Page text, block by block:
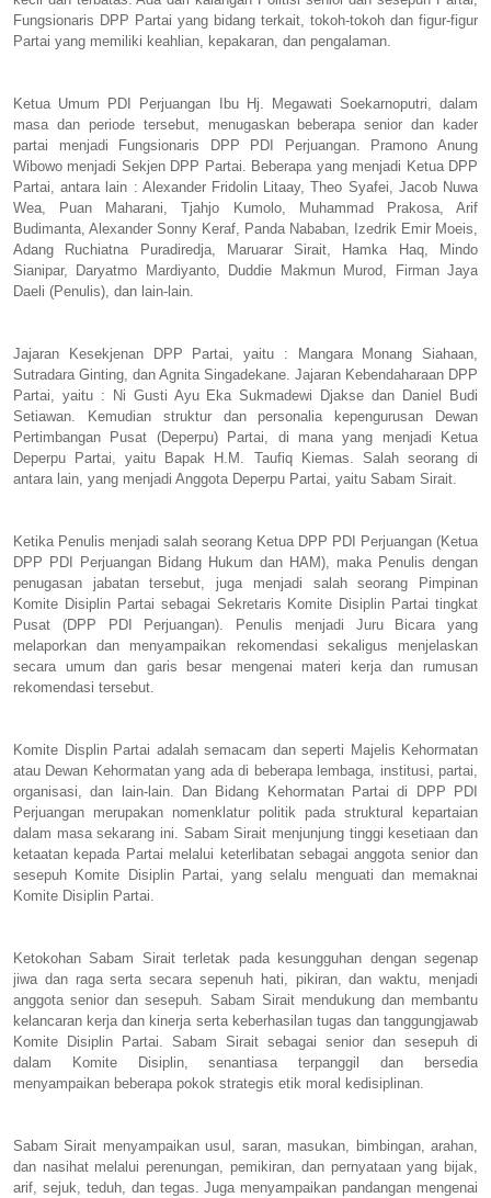
Fungsionaris DPP Partai yang bidang terkait, tokoh-tokoh dan figur-figur
Partai yang memiliki keahlian, kepakaran, dan pengalaman.
Ketua Umum PDI Perjuangan Ibu Hj. Megawati Soekarnoputri, dalam
masa dan periode tersebut, menugaskan beberapa senior dan kader
partai menjadi Fungsionaris DPP PDI Perjuangan. Pramono Anung
Wibowo menjadi Sekjen DPP Partai. Beberapa yang menjadi Ketua DPP
Partai, antara lain : Alexander Fridolin Litaay, Theo Syafei, Jacob Nuwa
Wea, Puan Maharani, Tjahjo Kumolo, Muhammad Prakosa, Arif
Budimanta, Alexander Sonny Keraf, Panda Nababan, Izedrik Emir Moeis,
Adang Ruchiatna Puradiredja, Maruarar Sirait, Hamka Haq, Mindo
Sianipar, Daryatmo Mardiyanto, Duddie Makmun Murod, Firman Jaya
Daeli (Penulis), dan lain-lain.
Jajaran Kesekjenan DPP Partai, yaitu : Mangara Monang Siahaan,
Sutradara Ginting, dan Agnita Singadekane. Jajaran Kebendaharaan DPP
Partai, yaitu : Ni Gusti Ayu Eka Sukmadewi Djakse dan Daniel Budi
Setiawan. Kemudian struktur dan personalia kepengurusan Dewan
Pertimbangan Pusat (Deperpu) Partai, di mana yang menjadi Ketua
Deperpu Partai, yaitu Bapak H.M. Taufiq Kiemas. Salah seorang di
antara lain, yang menjadi Anggota Deperpu Partai, yaitu Sabam Sirait.
Ketika Penulis menjadi salah seorang Ketua DPP PDI Perjuangan (Ketua
DPP PDI Perjuangan Bidang Hukum dan HAM), maka Penulis dengan
penugasan jabatan tersebut, juga menjadi salah seorang Pimpinan
Komite Disiplin Partai sebagai Sekretaris Komite Disiplin Partai tingkat
Pusat (DPP PDI Perjuangan). Penulis menjadi Juru Bicara yang
melaporkan dan menyampaikan rekomendasi sekaligus menjelaskan
secara umum dan garis besar mengenai materi kerja dan rumusan
rekomendasi tersebut.
Komite Displin Partai adalah semacam dan seperti Majelis Kehormatan
atau Dewan Kehormatan yang ada di beberapa lembaga, institusi, partai,
organisasi, dan lain-lain. Dan Bidang Kehormatan Partai di DPP PDI
Perjuangan merupakan nomenklatur politik pada struktural kepartaian
dalam masa sekarang ini. Sabam Sirait menjunjung tinggi kesetiaan dan
ketaatan kepada Partai melalui keterlibatan sebagai anggota senior dan
sesepuh Komite Disiplin Partai, yang selalu menguati dan memaknai
Komite Disiplin Partai.
Ketokohan Sabam Sirait terletak pada kesungguhan dengan segenap
jiwa dan raga serta secara sepenuh hati, pikiran, dan waktu, menjadi
anggota senior dan sesepuh. Sabam Sirait mendukung dan membantu
kelancaran kerja dan kinerja serta keberhasilan tugas dan tanggungjawab
Komite Disiplin Partai. Sabam Sirait sebagai senior dan sesepuh di
dalam Komite Disiplin, senantiasa terpanggil dan bersedia
menyampaikan beberapa pokok strategis etik moral kedisiplinan.
Sabam Sirait menyampaikan usul, saran, masukan, bimbingan, arahan,
dan nasihat melalui perenungan, pemikiran, dan pernyataan yang bijak,
arif, sejuk, teduh, dan tegas. Juga menyampaikan pandangan mengenai